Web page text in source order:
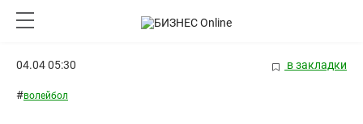
04.04 05:30 в закладки
#волейбол